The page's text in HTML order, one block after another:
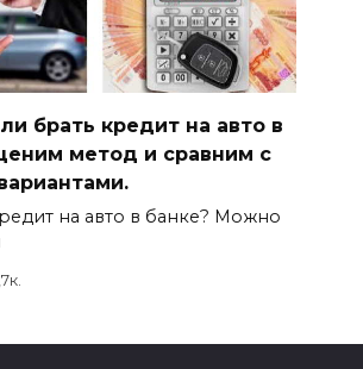
брать кредит на авто в
метод и сравним с
на авто в банке? Можно